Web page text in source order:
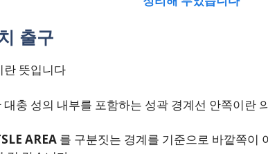
출구
란 뜻입니다
대충 성의 내부를 포함하는 성곽 경계선 안쪽이란
AREA 를 구분짓는 경계를 기준으로 바깥쪽이